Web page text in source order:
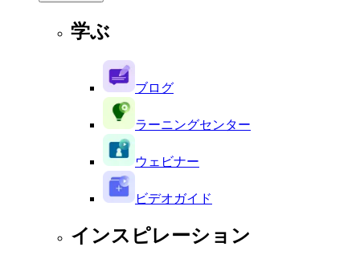
学ぶ
ブログ
ラーニングセンター
ウェビナー
ビデオガイド
インスピレーション